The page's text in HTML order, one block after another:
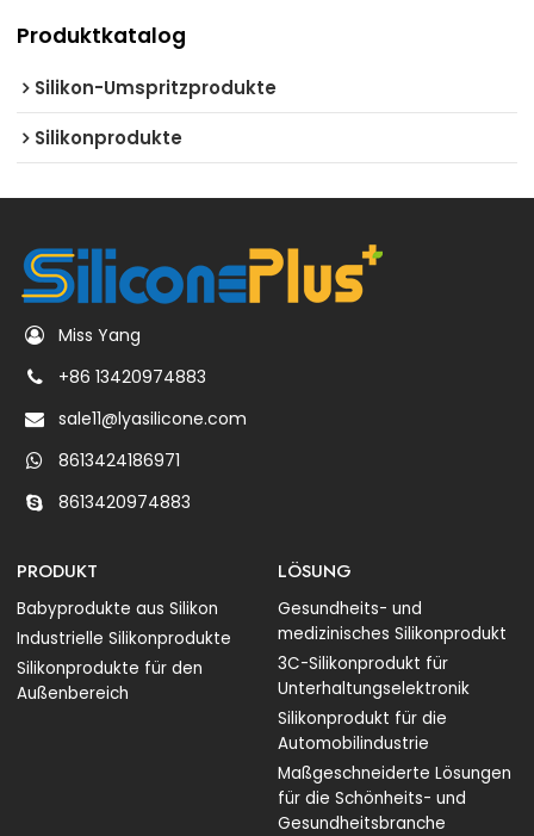
Produktkatalog
Silikon-Umspritzprodukte
Silikonprodukte
Miss Yang
+86 13420974883
sale11@lyasilicone.com
8613424186971
8613420974883
PRODUKT
Babyprodukte aus Silikon
Industrielle Silikonprodukte
Silikonprodukte für den
Außenbereich
LÖSUNG
Gesundheits- und
medizinisches Silikonprodukt
3C-Silikonprodukt für
Unterhaltungselektronik
Silikonprodukt für die
Automobilindustrie
Maßgeschneiderte Lösungen
für die Schönheits- und
Gesundheitsbranche